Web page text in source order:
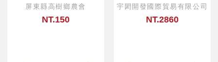
屏東縣高樹鄉農會
NT.150
品袋)
宇閎開發國際貿易有限公司
NT.2860